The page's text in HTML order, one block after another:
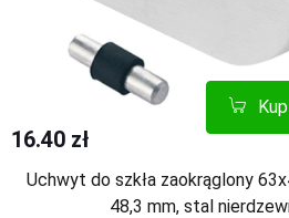
Kup
16.40 zł
Uchwyt do szkła zaokrąglony
48,3 mm, stal